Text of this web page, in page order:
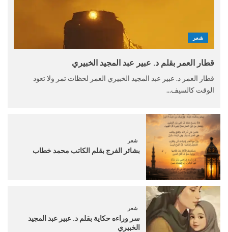
شعر
قطار العمر بقلم د. عبير عبد المجيد الخبيري
قطار العمر د. عبير عبد المجيد الخبيري العمر لحظات تمر ولا تعود
الوقت كالسيف...
شعر
بشائر الفرج بقلم الكاتب محمد خطاب
شعر
سر وراءه حكاية بقلم د. عبير عبد المجيد
الخبيري